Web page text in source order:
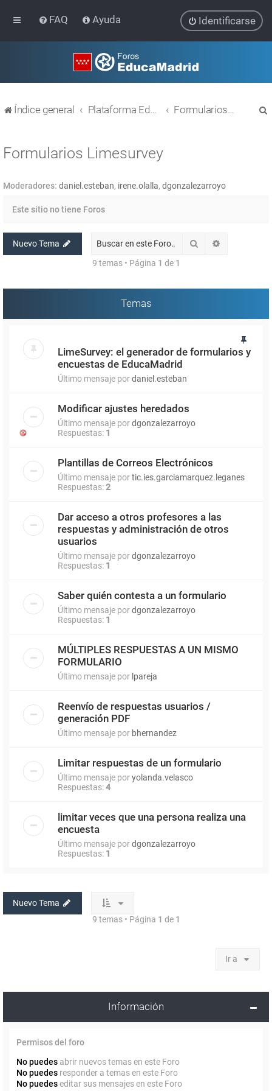
FAQ Ayuda Identificarse
Índice general Plataforma Educativa EducaMadrid Formularios Limesurvey
Formularios Limesurvey
Moderadores: daniel.esteban, irene.olalla, dgonzalezarroyo
Este sitio no tiene Foros
Nuevo Tema Buscar
9 temas • Página 1 de 1
Temas
LimeSurvey: el generador de formularios y
encuestas de EducaMadrid
Último mensaje pordaniel.esteban
Modificar ajustes heredados
Último mensaje pordgonzalezarroyo
Respuestas: 1
Plantillas de Correos Electrónicos
Último mensaje portic.ies.garciamarquez.leganes
Respuestas:2
Dar acceso a otros profesores a las
respuestas y administración de otros
usuarios
Último mensaje pordgonzalezarroyo
Respuestas: 1
Saber quién contesta a un formulario
Último mensaje pordgonzalezarroyo
Respuestas: 1
MÚLTIPLES RESPUESTAS A UN MISMO
FORMULARIO
Último mensaje por lpareja
Reenvío de respuestas usuarios /
generación PDF
Último mensaje por bhernandez
Limitar respuestas de un formulario
Último mensaje poryolanda.velasco
Respuestas:4
limitar veces que una persona realiza una
encuesta
Último mensaje pordgonzalezarroyo
Respuestas: 1
Nuevo Tema
9 temas • Página 1 de 1
Ir a
Información
Permisos del foro
No puedes abrir nuevos temas en este Foro
No puedes responder a temas en este Foro
No puedeseditar sus mensajes en este Foro